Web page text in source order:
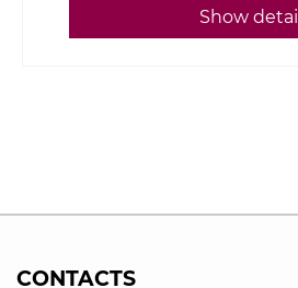
Show detail
CONTACTS